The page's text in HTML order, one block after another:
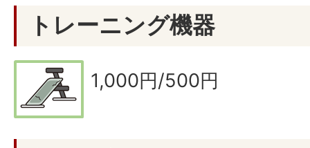
トレーニング機器
1,000円/500円